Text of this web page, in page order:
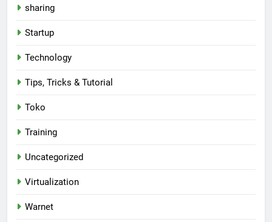
sharing
Startup
Technology
Tips, Tricks & Tutorial
Toko
Training
Uncategorized
Virtualization
Warnet